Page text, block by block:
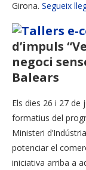
Girona. Segueix
d’impuls
negoci
Balears
Els dies 26 i 27 de
formatius del
Ministeri
potenciar el
iniciativa arriba a